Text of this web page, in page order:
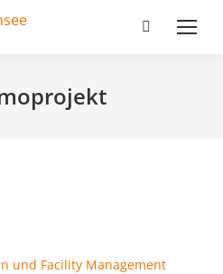
Search:
und Facility Management